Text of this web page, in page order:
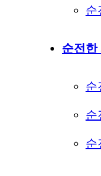
순
순전한
순
순
순